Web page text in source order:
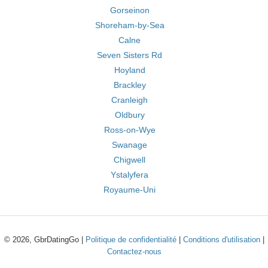
Gorseinon
Shoreham-by-Sea
Calne
Seven Sisters Rd
Hoyland
Brackley
Cranleigh
Oldbury
Ross-on-Wye
Swanage
Chigwell
Ystalyfera
Royaume-Uni
© 2026, GbrDatingGo | Politique de confidentialité| Conditions d'utilisation|
Contactez-nous